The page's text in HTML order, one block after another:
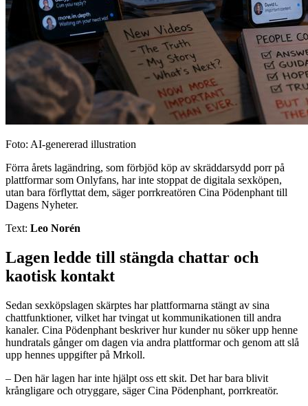
Foto: AI-genererad illustration
Förra årets lagändring, som förbjöd köp av skräddarsydd porr på
plattformar som Onlyfans, har inte stoppat de digitala sexköpen,
utan bara förflyttat dem, säger porrkreatören Cina Pödenphant till
Dagens Nyheter.
Text: Leo Norén
Lagen ledde till stängda chattar och
kaotisk kontakt
Sedan sexköpslagen skärptes har plattformarna stängt av sina
chattfunktioner, vilket har tvingat ut kommunikationen till andra
kanaler. Cina Pödenphant beskriver hur kunder nu söker upp henne
hundratals gånger om dagen via andra plattformar och genom att slå
upp hennes uppgifter på Mrkoll.
– Den här lagen har inte hjälpt oss ett skit. Det har bara blivit
krångligare och otryggare, säger Cina Pödenphant, porrkreatör.